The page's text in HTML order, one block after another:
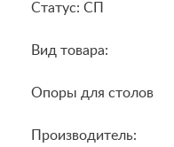
Статус: СП
Вид товара:
Опоры для столов
Производитель: